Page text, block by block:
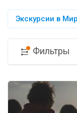
Экскурсии в
Фильтры